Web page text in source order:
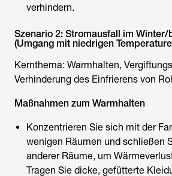
verhindern.
Szenario 2: Stromausfall im
(Umgang mit niedrigen
Kernthema: Warmhalten,
Verhinderung des Einfrierens von
Maßnahmen zum Warmhalten
Konzentrieren Sie sich mit der
wenigen Räumen und schließen
anderer Räume, um
Tragen Sie dicke, gefütterte